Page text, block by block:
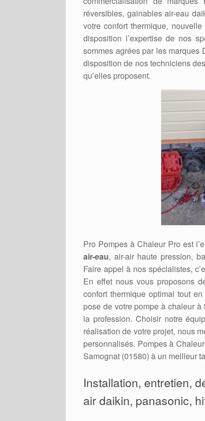
réversibles, gainables air-eau
votre confort thermique,
disposition l’expertise de nos
sommes agrées par les
disposition de nos techniciens
qu’elles proposent.
Pro Pompes à Chaleur Pro est
air-eau, air-air haute pression,
Faire appel à nos spécialistes,
En effet nous vous proposons
confort thermique optimal tout
pose de votre pompe à chaleur
la profession. Choisir notre
réalisation de votre projet, nous
personnalisés. Pompes à
Samognat (01580) à un meilleur
Installation, entretien,
air daikin, panasonic,